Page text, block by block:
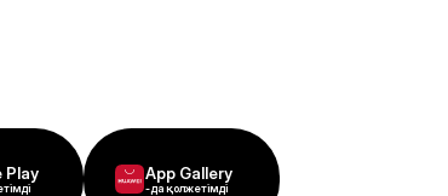
Play App Gallery
-да қолжетімді